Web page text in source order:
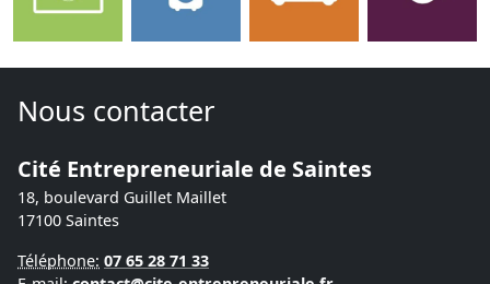
Nous contacter
Cité Entrepreneuriale de Saintes
18, boulevard Guillet Maillet
17100 Saintes
Téléphone: 07 65 28 71 33